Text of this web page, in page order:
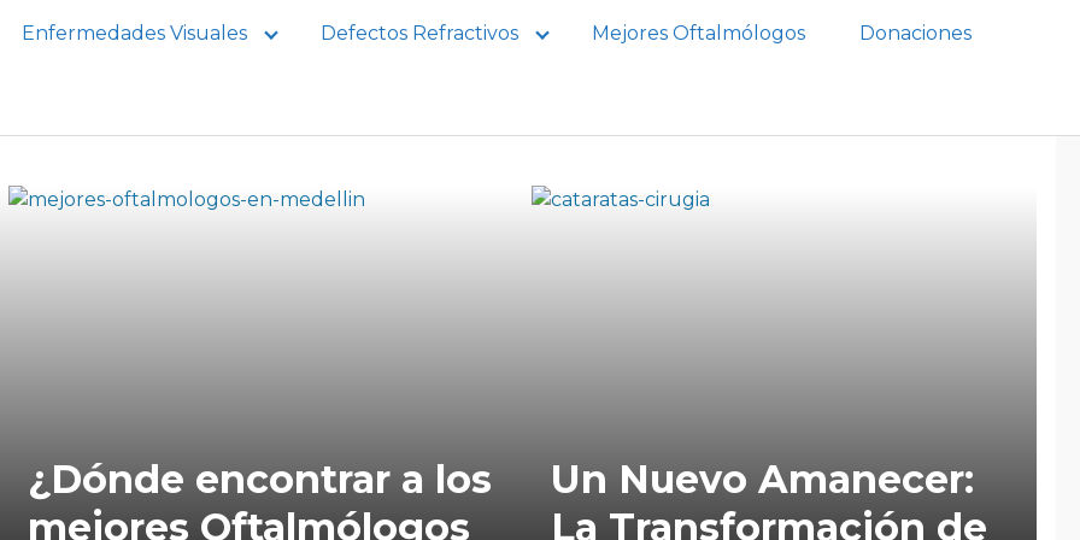
Enfermedades Visuales Defectos Refractivos Mejores Oftalmólogos Donaciones
¿Dónde encontrar a los
mejores Oftalmólogos
Un Nuevo Amanecer:
La Transformación de